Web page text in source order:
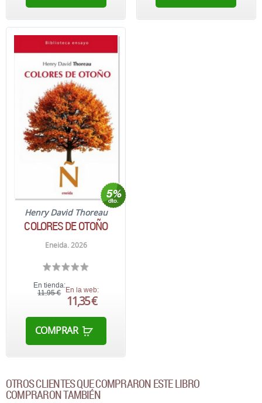
Henry David Thoreau
COLORES DE OTOÑO
Eneida. 2026
En tienda:
11,95 € En la web:
11,35 €
COMPRAR
OTROS CLIENTES QUE COMPRARON ESTE LIBRO
COMPRARON TAMBIÉN